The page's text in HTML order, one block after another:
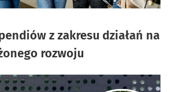
z zakresu działań na
rozwoju